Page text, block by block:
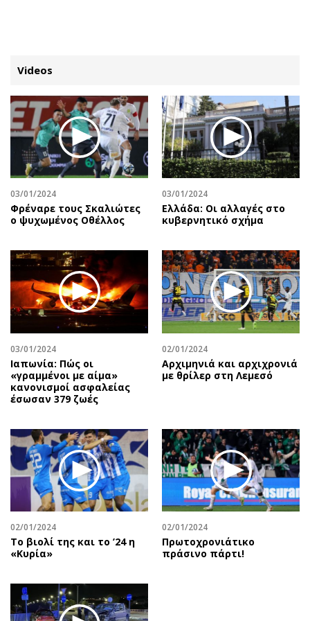
ΚΑΤΗΓΟΡΙΕΣ ΣΥΝΔΕΣΗ
Κύπρος
Παιδεία
Υγεία
Πολιτική
Βουλευτικές 2026
Προεδρικές 2023
Δημοσκοπήσεις
Διπλωματία
Αθλητισμός
Κύπρος
Ελλάδα
Διεθνή
Κληρώσεις Allwyn
Οικονομία
Real Estate
Επιχειρήσεις
Αγορές
Money Review
AstroBank Properties
Ενέργεια
Ναυτιλία
Απόψεις
Αρθρογραφία
The Hill
Υγεία
Αγγελίες
Πωλούνται
Ζητούν εργασία
Θέσεις εργασίας
Geek
Νέα
Κινητά-tablets
Social
Πολιτική
Οικονομία
Γενικά
Αναδρομές
Πρόσωπα
Περιβάλλον
Videos
03/01/2024
Φρέναρε τους Σκαλιώτες
ο ψυχωμένος Οθέλλος
03/01/2024
Ελλάδα: Οι αλλαγές στο
κυβερνητικό σχήμα
03/01/2024
Ιαπωνία: Πώς οι
«γραμμένοι με αίμα»
κανονισμοί ασφαλείας
έσωσαν 379 ζωές
02/01/2024
Αρχιμηνιά και αρχιχρονιά
με θρίλερ στη Λεμεσό
02/01/2024
Το βιολί της και το ’24 η
«Κυρία»
02/01/2024
Πρωτοχρονιάτικο
πράσινο πάρτι!